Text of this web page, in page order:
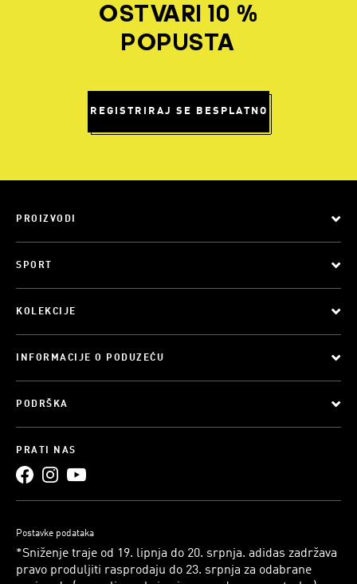
OSTVARI 10 %
POPUSTA
REGISTRIRAJ SE BESPLATNO
PROIZVODI
SPORT
KOLEKCIJE
INFORMACIJE O PODUZEĆU
PODRŠKA
PRATI NAS
Postavke podataka
*Sniženje traje od 19. lipnja do 20. srpnja. adidas zadržava
pravo produljiti rasprodaju do 23. srpnja za odabrane